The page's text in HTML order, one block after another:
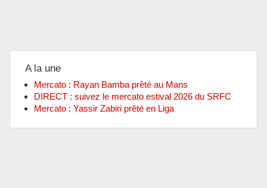
A la une
Mercato : Rayan Bamba prêté au Mans
DIRECT : suivez le mercato estival 2026 du SRFC
Mercato : Yassir Zabiri prêté en Liga